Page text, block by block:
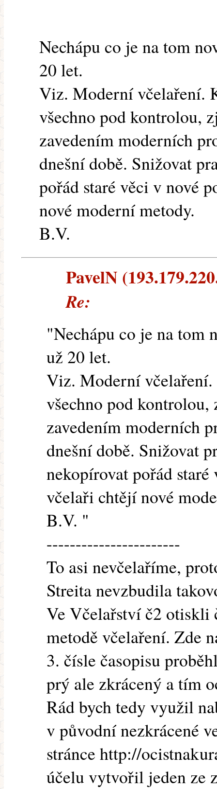
Nechápu co je na tom
20 let.
Viz. Moderní včelaření.
všechno pod kontrolou,
zavedením moderních
dnešní době. Snižovat
pořád staré věci v nové
nové moderní metody.
B.V.
PavelN
Re:
"Nechápu co je na tom
už 20 let.
Viz. Moderní
všechno pod
zavedením moderních
dnešní době. Snižovat
nekopírovat pořád
včelaři chtějí nové
B.V. "
-----------------------
To asi nevčelaříme,
Streita nevzbudila
Ve Včelařství č2 otiskli
metodě včelaření. Zde
3. čísle časopisu
prý ale zkrácený a tím
Rád bych tedy využil
v původní nezkrácené
stránce http://
účelu vytvořil jeden ze